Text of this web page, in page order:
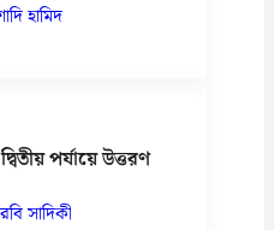
হামিদ
পর্যায়ে উত্তরণ
সাদিকী